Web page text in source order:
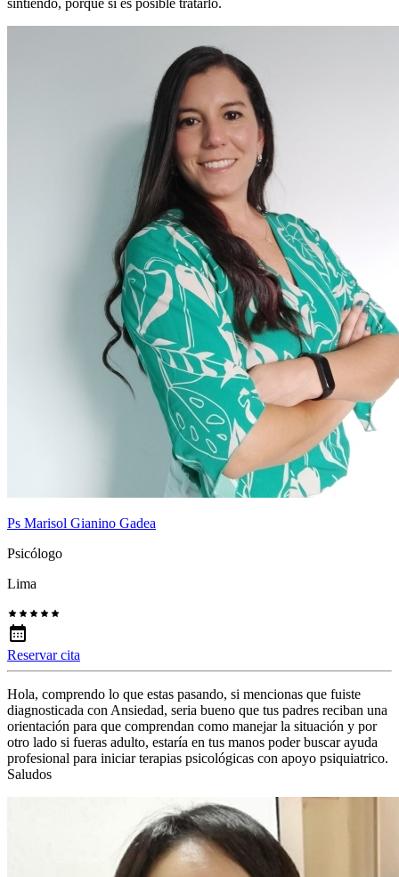
Ps Marisol Gianino Gadea
Psicólogo
Lima
Reservar cita
Hola, comprendo lo que estas pasando, si mencionas que fuiste
diagnosticada con Ansiedad, seria bueno que tus padres reciban una
orientación para que comprendan como manejar la situación y por
otro lado si fueras adulto, estaría en tus manos poder buscar ayuda
profesional para iniciar terapias psicológicas con apoyo psiquiatrico.
Saludos